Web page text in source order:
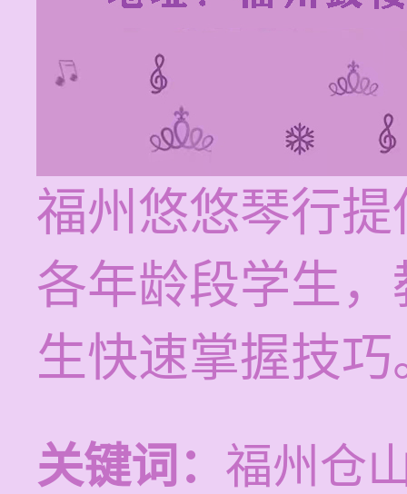
福州悠悠琴行
各年龄段学生
生快速掌握技巧
关键词： 福州仓